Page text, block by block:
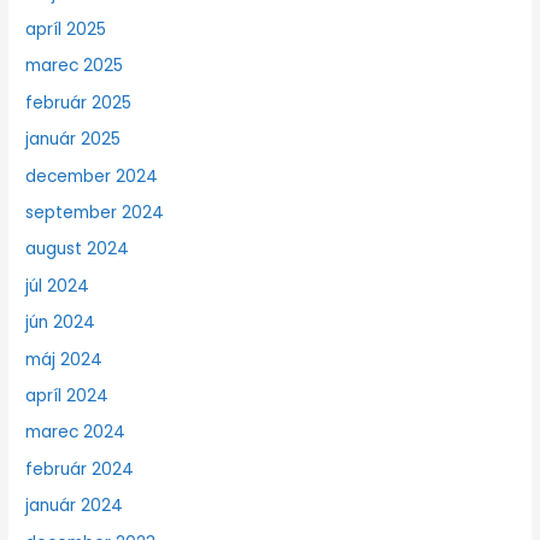
apríl 2025
marec 2025
február 2025
január 2025
december 2024
september 2024
august 2024
júl 2024
jún 2024
máj 2024
apríl 2024
marec 2024
február 2024
január 2024